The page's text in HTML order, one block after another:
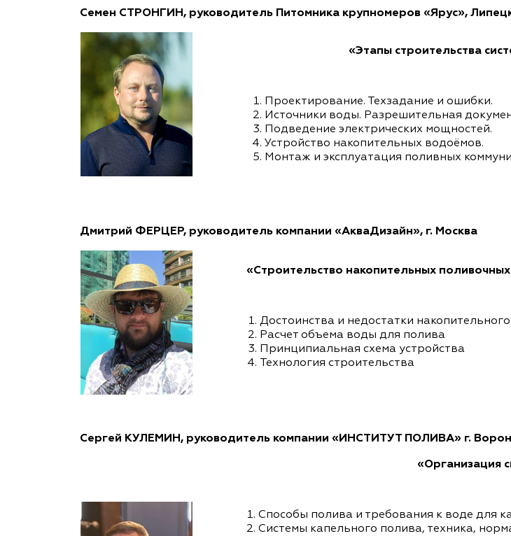
Семен СТРОНГИН, руководитель Питомника крупномеров «Ярус»,
«Этапы строительства
Проектирование. Техзадание и ошибки.
Источники воды. Разрешительная
Подведение электрических мощностей.
Устройство накопительных водоёмов.
Монтаж и эксплуатация поливных
Дмитрий ФЕРЦЕР, руководитель компании «АкваДизайн», г. Москва
«Строительство накопительных
Достоинства и недостатки
Расчет объема воды для полива
Принципиальная схема устройства
Технология строительства
Сергей КУЛЕМИН, руководитель компании «ИНСТИТУТ ПОЛИВА» г.
«Организация
Способы полива и требования к воде для
Cистемы капельного полива, техника,